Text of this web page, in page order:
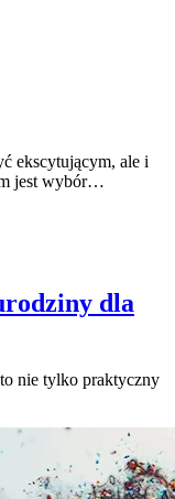
ekscytującym, ale i
jest wybór…
dla
nie tylko praktyczny